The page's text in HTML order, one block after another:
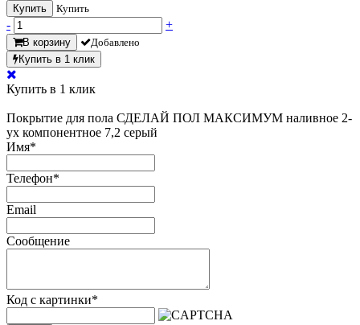
Купить Купить
- +
В корзину
Добавлено
Купить в 1 клик
Купить в 1 клик
Покрытие для пола СДЕЛАЙ ПОЛ МАКСИМУМ наливное 2-
ух компонентное 7,2 серый
Имя*
Телефон*
Email
Сообщение
Код с картинки*